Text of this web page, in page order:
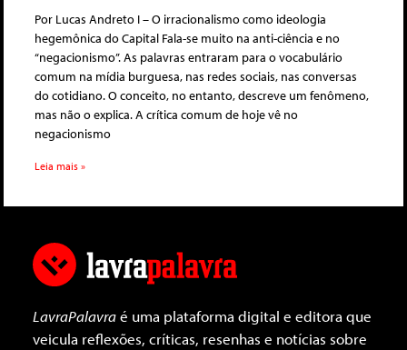
Por Lucas Andreto I – O irracionalismo como ideologia
hegemônica do Capital Fala-se muito na anti-ciência e no
“negacionismo”. As palavras entraram para o vocabulário
comum na mídia burguesa, nas redes sociais, nas conversas
do cotidiano. O conceito, no entanto, descreve um fenômeno,
mas não o explica. A crítica comum de hoje vê no
negacionismo
Leia mais »
LavraPalavraé uma plataforma digital e editora que
veicula reflexões, críticas, resenhas e notícias sobre